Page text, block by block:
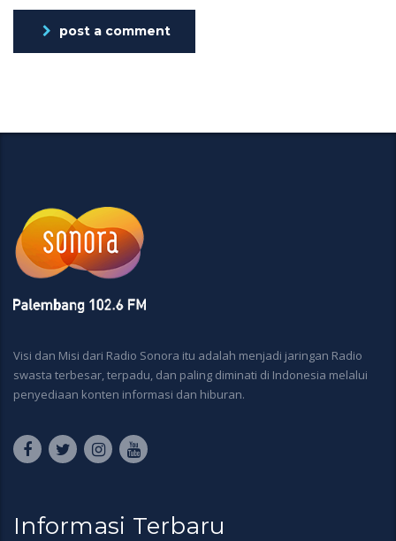
post a comment
Visi dan Misi dari Radio Sonora itu adalah menjadi jaringan Radio
swasta terbesar, terpadu, dan paling diminati di Indonesia melalui
penyediaan konten informasi dan hiburan.
Informasi Terbaru